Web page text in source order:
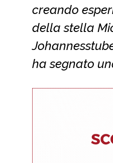
creando
della stella
ha segnato